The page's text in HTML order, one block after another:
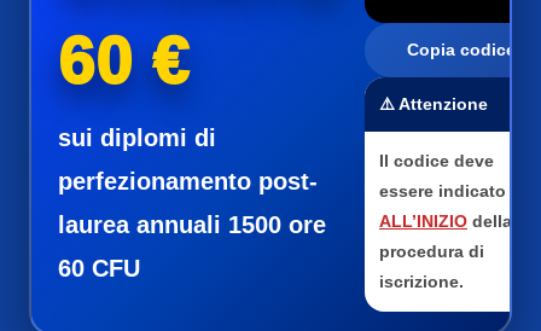
60 €
sui diplomi di
perfezionamento post-
laurea annuali 1500 ore
60 CFU
Copia codice
⚠️ Attenzione
Il codice deve
essere indicato
ALL’INIZIO della
procedura di
iscrizione.